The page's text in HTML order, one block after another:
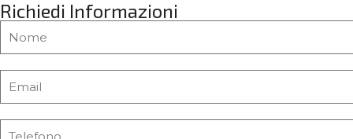
Richiedi Informazioni